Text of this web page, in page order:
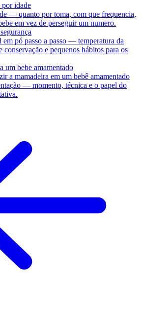
por idade
— quanto por toma, com que frequencia,
em vez de perseguir um numero.
pó passo a passo — temperatura da
conservação e pequenos hábitos para os
um bebe amamentado
a mamadeira em um bebê amamentado
— momento, técnica e o papel do